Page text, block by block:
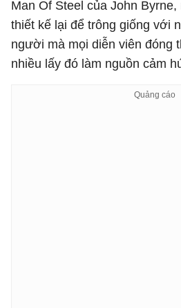
Man Of Steel của John
thiết kế lại để trông giống với
người mà mọi diễn viên đóng
nhiều lấy đó làm nguồn cảm